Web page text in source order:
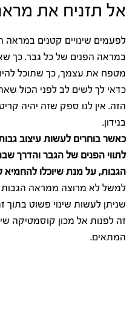
אל תזניח את
לפעמים שינויים קטנים במראה
במראה הפנים של כל גבר. כך
מטפח את עצמך, כך שתוכל
כדאי לך לשים לב לפני הכול
הזה. אין לנו ספק שזה יהיה
בנידון.
כאשר בוחרים לעשות עיצוב
לתווי הפנים של הגבר והדרך
הגבות, על מנת שיוכלו להחמיא
למשל לא מרוצה ממראה הגבות
שניתן לעשות שינוי פשוט
זה לפנות אל מכון קוסמטיקה
המתאים.